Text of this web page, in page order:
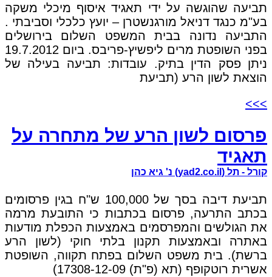
תביעה שהוגשה על ידי תאגיד איסוף מיכלי משקה
בע"מ כנגד דניאל מורגנשטרן – יועץ כלכלי וסביבתי .
התביעה נדונה בבית המשפט השלום בירושלים
בפני השופטת מרים ליפשיץ-פריבס. ביום 19.7.2012
ניתן פסק הדין בתיק. עובדות: תביעה בעילה של
הוצאת לשון הרע (תביעת
>>>
פרסום לשון הרע של מתחרה על
תאגיד
קורל - תל (yad2.co.il) נ' גיא כהן
תביעת דיבה בסך של 100,000 ש"ח בגין פרסומים
בכתב התרעה, פרסום בכתבות כי התובעת מרמה
את הגולשים והמפרסמים באמצעות הכפלת מודעות
באתרה ובאמצעות תקנון בלתי חוקי (לשון הרע
ברשת). בית משפט השלום בפתח תקווה, השופטת
אשרית רוטקופף (תא (פ"ת) 17308-12-09)